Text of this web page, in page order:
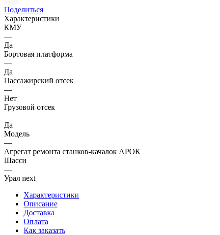
Поделиться
Характеристики
КМУ
—
Да
Бортовая платформа
—
Да
Пассажирский отсек
—
Нет
Грузовой отсек
—
Да
Модель
—
Агрегат ремонта станков-качалок АРОК
Шасси
—
Урал next
Характеристики
Описание
Доставка
Оплата
Как заказать